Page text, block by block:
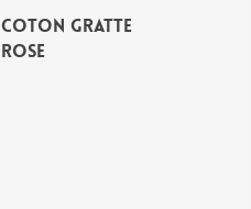
COTON GRATTE
ROSE